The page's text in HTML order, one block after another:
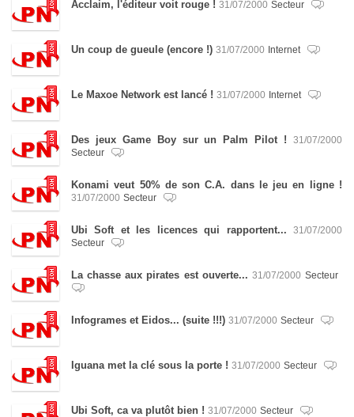
Acclaim, l'éditeur voit rouge ! 31/07/2000 Secteur
Un coup de gueule (encore !) 31/07/2000 Internet
Le Maxoe Network est lancé ! 31/07/2000 Internet
Des jeux Game Boy sur un Palm Pilot !
31/07/2000
Secteur
Konami veut 50% de son C.A. dans le jeu en ligne !
31/07/2000 Secteur
Ubi Soft et les licences qui rapportent...
31/07/2000
Secteur
La chasse aux pirates est ouverte... 31/07/2000 Secteur
Infogrames et Eidos... (suite !!!) 31/07/2000 Secteur
Iguana met la clé sous la porte ! 31/07/2000 Secteur
Ubi Soft, ca va plutôt bien ! 31/07/2000 Secteur